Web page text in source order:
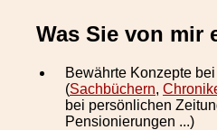
Was Sie von mir
Bewährte Konzepte
(Sachbüchern,
bei persönlichen
Pensionierungen ...)